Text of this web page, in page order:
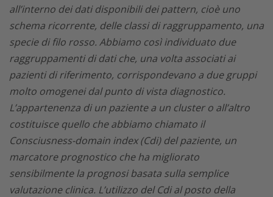
all’interno dei dati disponibili dei pattern, cioè uno
schema ricorrente, delle classi di raggruppamento, una
specie di filo rosso. Abbiamo così individuato due
raggruppamenti di dati che, una volta associati ai
pazienti di riferimento, corrispondevano a due gruppi
molto omogenei dal punto di vista diagnostico.
L’appartenenza di un paziente a un cluster o all’altro
costituisce quello che abbiamo chiamato il
Consciusness-domain index (Cdi) del paziente, un
marcatore prognostico che ha migliorato
sensibilmente la prognosi basata sulla semplice
valutazione clinica. L’utilizzo del Cdi al posto della